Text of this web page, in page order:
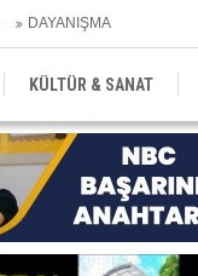
DAYANIŞMA
KÜLTÜR & SANAT
SEKTÖR